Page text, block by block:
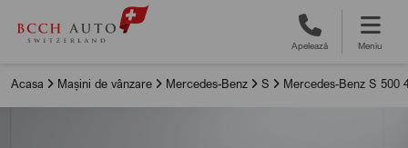
Apelează Meniu
Acasa Mașini de vânzare Mercedes-Benz S Mercedes-Benz S 500